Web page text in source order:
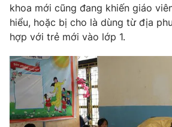
® Cấm sao chép dưới mọi hình thức nếu
thuận bằng văn bản. Ghi rõ nguồn
thông tin từ website này.
khoa mới cũng đang khiến giáo
hiểu, hoặc bị cho là dùng từ địa
hợp với trẻ mới vào lớp 1.